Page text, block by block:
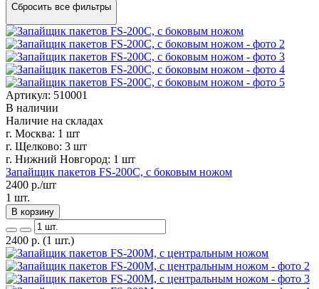
Сбросить все фильтры
Артикул: 510001
В наличии
Наличие на складах
г. Москва: 1 шт
г. Щелково: 3 шт
г. Нижний Новгород: 1 шт
Запайщик пакетов FS-200C, с боковым ножом
2400 р./шт
1 шт.
В корзину
2400 р. (1 шт.)